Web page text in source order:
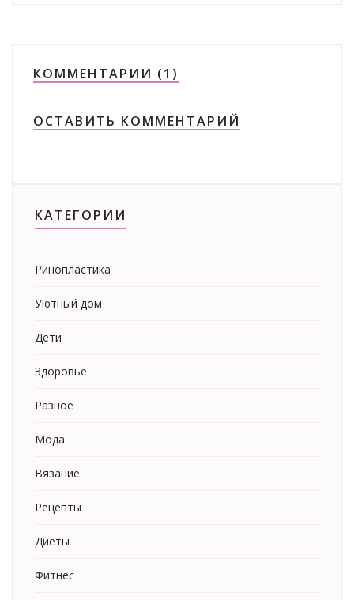
КОММЕНТАРИИ (1)
ОСТАВИТЬ КОММЕНТАРИЙ
КАТЕГОРИИ
Ринопластика
Уютный дом
Дети
Здоровье
Разное
Мода
Вязание
Рецепты
Диеты
Фитнес